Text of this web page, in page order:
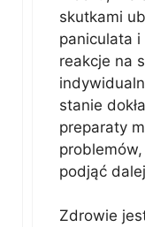
skutkami
paniculata
reakcje na
stanie
preparaty
podjąć
Zdrowie